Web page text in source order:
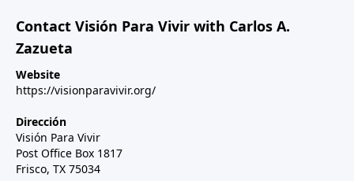
Contact Visión Para Vivir with Carlos A.
Zazueta
Website
https://visionparavivir.org/
Dirección
Visión Para Vivir
Post Office Box 1817
Frisco, TX 75034